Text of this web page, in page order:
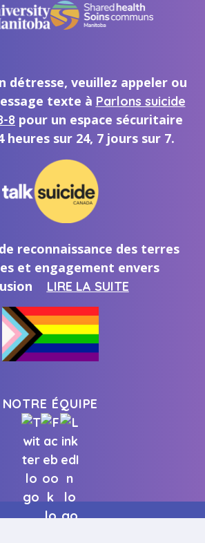
détresse, veuillez appeler ou
texte à Parlons suicide
8 pour un espace sécuritaire
heures sur 24, 7 jours sur 7.
reconnaissance des terres
et engagement envers
LIRE LA SUITE
NOTRE ÉQUIPE